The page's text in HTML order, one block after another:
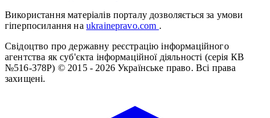
Використання матеріалів порталу дозволяється за умови
гіперпосилання на ukrainepravo.com .
Свідоцтво про державну реєстрацію інформаційного
агентства як суб'єкта інформаційної діяльності (серія КВ
№516-378Р) © 2015 - 2026 Українське право. Всі права
захищені.